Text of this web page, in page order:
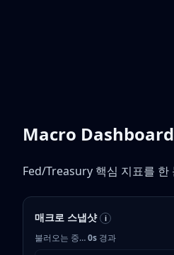
Macro Dashboard
Fed/Treasury 핵심 지표를 한
매크로 스냅샷 i
불러오는 중…0s 경과